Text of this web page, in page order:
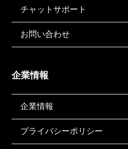
チャットサポート
お問い合わせ
企業情報
企業情報
プライバシーポリシー